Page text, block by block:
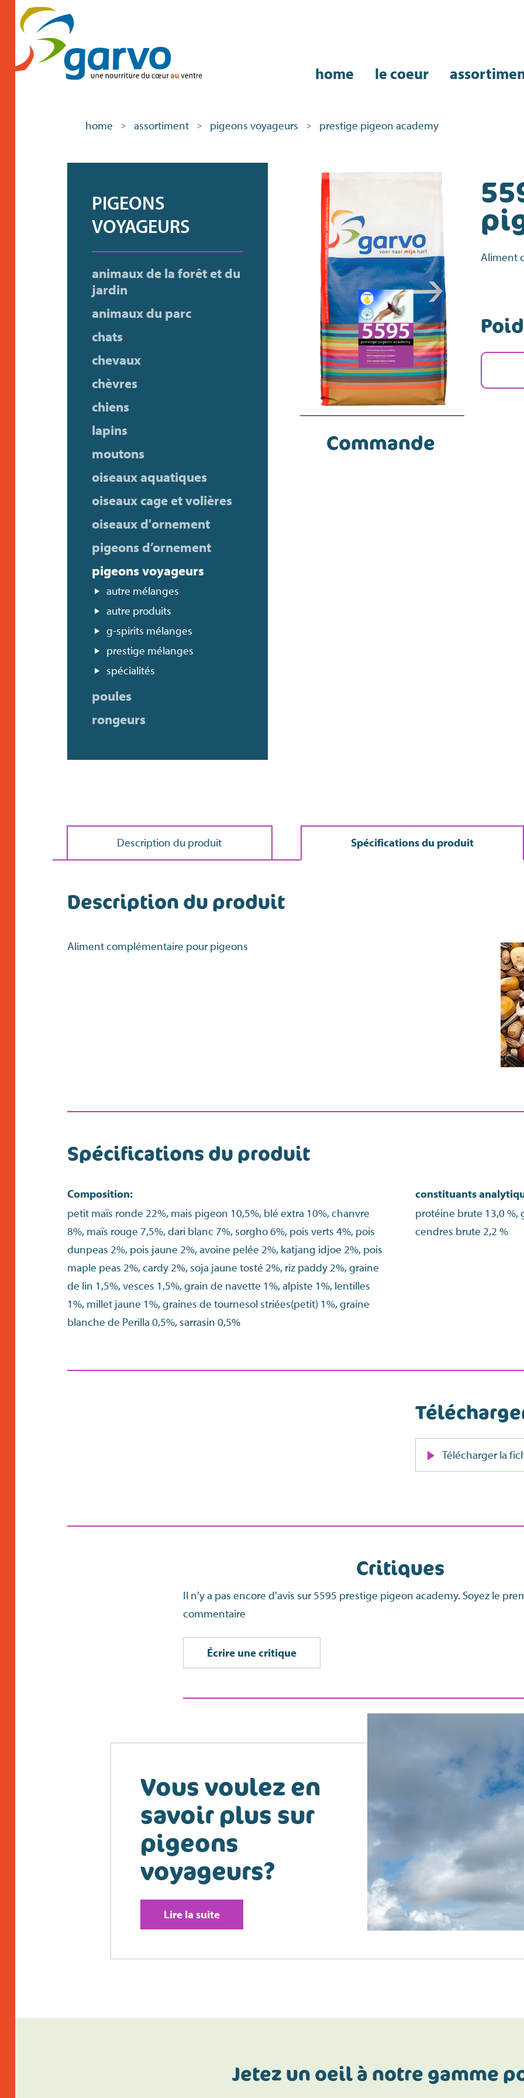
home le coeur
home > assortiment > pigeons voyageurs > prestige pigeon academy
PIGEONS
VOYAGEURS
animaux de la forêt et du
jardin
animaux du parc
chats
chevaux
chèvres
chiens
lapins
moutons
oiseaux aquatiques
oiseaux cage et volières
oiseaux d'ornement
pigeons d’ornement
pigeons voyageurs
autre mélanges
autre produits
g-spirits mélanges
prestige mélanges
spécialités
poules
rongeurs
Aliment
Commande
Description du produit Spécifications du produit
Description du produit
Aliment complémentaire pour pigeons
Spécifications du produit
Composition:
petit maïs ronde 22%, mais pigeon 10,5%, blé extra 10%, chanvre
8%, maïs rouge 7,5%, dari blanc 7%, sorgho 6%, pois verts 4%, pois
dunpeas 2%, pois jaune 2%, avoine pelée 2%, katjang idjoe 2%, pois
maple peas 2%, cardy 2%, soja jaune tosté 2%, riz paddy 2%, graine
de lin 1,5%, vesces 1,5%, grain de navette 1%, alpiste 1%, lentilles
1%, millet jaune 1%, graines de tournesol striées(petit) 1%, graine
blanche de Perilla 0,5%, sarrasin 0,5%
constituants
protéine brute 13,0 %,
cendres brute 2,2 %
Télécharger la
Critiques
Il n'y a pas encore d'avis sur 5595 prestige pigeon academy. Soyez le
commentaire
Écrire une critique
Vous voulez en
savoir plus sur
pigeons
voyageurs?
Lire la suite
Jetez un oeil à notre gamme